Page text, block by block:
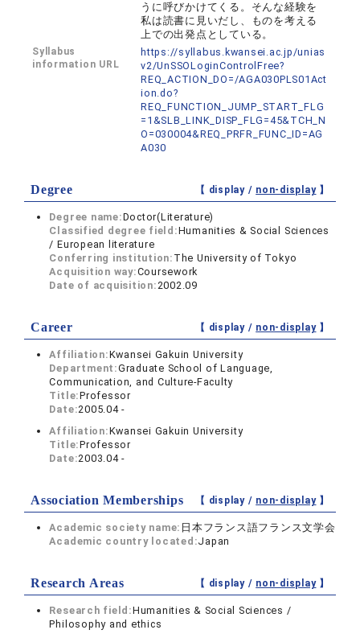
うに呼びかけてくる。そんな経験を
私は読書に見いだし、ものを考える
上での出発点としている。
Syllabus
information URL
https://syllabus.kwansei.ac.jp/unias
v2/UnSSOLoginControlFree?
REQ_ACTION_DO=/AGA030PLS01Act
ion.do?
REQ_FUNCTION_JUMP_START_FLG
=1&SLB_LINK_DISP_FLG=45&TCH_N
O=030004&REQ_PRFR_FUNC_ID=AG
A030
Degree 【 display / non-display】
Degree name:Doctor(Literature)
Classified degree field:Humanities & Social Sciences
/ European literature
Conferring institution: The University of Tokyo
Acquisition way:Coursework
Date of acquisition:2002.09
Career 【 display / non-display】
Affiliation:Kwansei Gakuin University
Department:Graduate School of Language,
Communication, and Culture-Faculty
Title:Professor
Date:2005.04 -
Affiliation:Kwansei Gakuin University
Title:Professor
Date:2003.04 -
Association Memberships 【 display / non-display】
Academic society name: 日本フランス語フランス文学会
Academic country located:Japan
Research Areas 【 display / non-display】
Research field:Humanities & Social Sciences /
Philosophy and ethics